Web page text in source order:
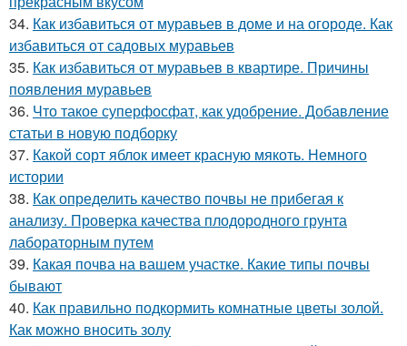
34. Как избавиться от муравьев в доме и на огороде. Как
избавиться от садовых муравьев
35. Как избавиться от муравьев в квартире. Причины
появления муравьев
36. Что такое суперфосфат, как удобрение. Добавление
статьи в новую подборку
37. Какой сорт яблок имеет красную мякоть. Немного
истории
38. Как определить качество почвы не прибегая к
анализу. Проверка качества плодородного грунта
лабораторным путем
39. Какая почва на вашем участке. Какие типы почвы
бывают
40. Как правильно подкормить комнатные цветы золой.
Как можно вносить золу